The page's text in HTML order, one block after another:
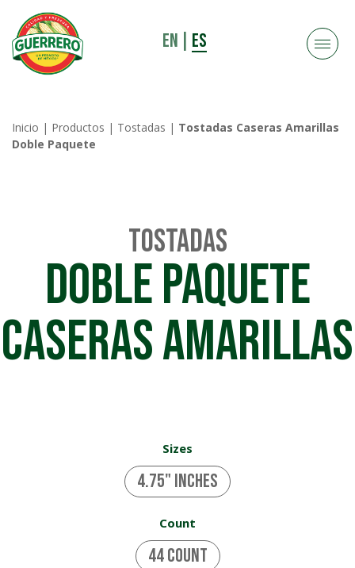
EN ES
Inicio | Productos | Tostadas | Tostadas Caseras Amarillas
Doble Paquete
Tostadas
DOBLE PAQUETE
CASERAS AMARILLAS
Sizes
4.75" inches
Count
44 Count